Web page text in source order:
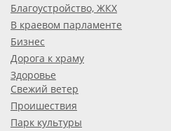
Благоустройство, ЖКХ
В краевом парламенте
Бизнес
Дорога к храму
Здоровье
Свежий ветер
Проишествия
Парк культуры